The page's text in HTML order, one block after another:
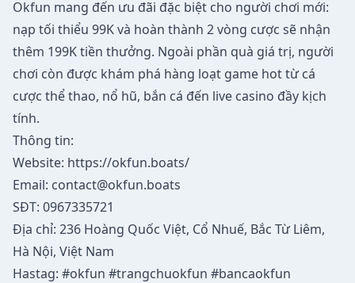
Okfun mang đến ưu đãi đặc biệt cho người chơi mới:
nạp tối thiểu 99K và hoàn thành 2 vòng cược sẽ nhận
thêm 199K tiền thưởng. Ngoài phần quà giá trị, người
chơi còn được khám phá hàng loạt game hot từ cá
cược thể thao, nổ hũ, bắn cá đến live casino đầy kịch
tính.
Thông tin:
Website: https://okfun.boats/
Email: contact@okfun.boats
SĐT: 0967335721
Địa chỉ: 236 Hoàng Quốc Việt, Cổ Nhuế, Bắc Từ Liêm,
Hà Nội, Việt Nam
Hastag: #okfun #trangchuokfun #bancaokfun